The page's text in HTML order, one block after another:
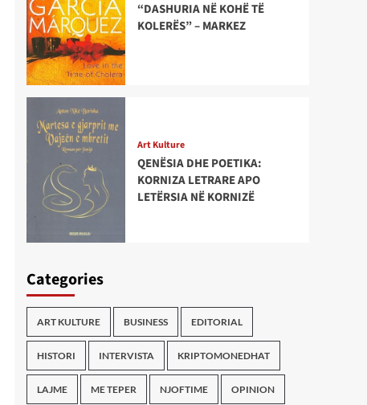
“DASHURIA NË KOHË TË
KOLERËS” – MARKEZ
Art Kulture
QENËSIA DHE POETIKA:
KORNIZA LETRARE APO
LETËRSIA NË KORNIZË
Categories
ART KULTURE BUSINESS EDITORIAL
HISTORI INTERVISTA KRIPTOMONEDHAT
LAJME ME TEPER NJOFTIME OPINION